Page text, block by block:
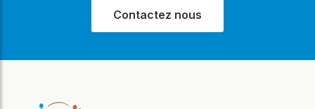
Contactez nous